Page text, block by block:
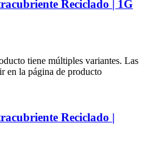
Reciclado | 1G
tiene múltiples variantes. Las
en la página de producto
Reciclado |